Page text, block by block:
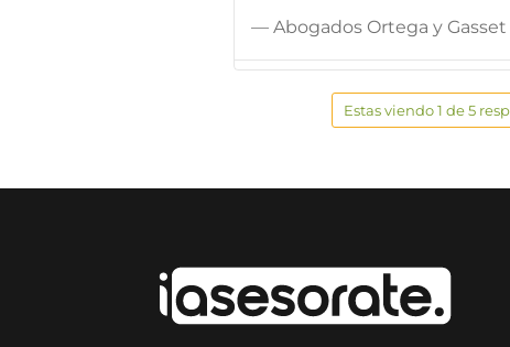
— Abogados Ortega y Gasset
Estas viendo 1 de 5